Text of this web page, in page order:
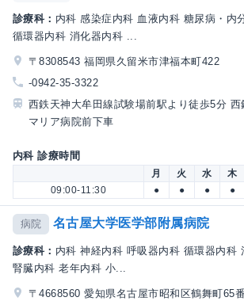
診療科： 内科 感染症内科 血液内科 糖尿病・内
循環器内科 消化器内科 ...
〒8308543 福岡県久留米市津福本町422
-0942-35-3322
西鉄天神大牟田線試験場前駅より徒歩5分 西
マリア病院前下車
内科 診療時間
月 火 水 木
09:00-11:30
● ● ● ●
病院 名古屋大学医学部附属病院
診療科： 内科 神経内科 呼吸器内科 循環器内科
腎臓内科 老年内科 小...
〒4668560 愛知県名古屋市昭和区鶴舞町65